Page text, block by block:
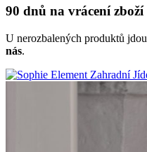
90 dnů na vrácení zboží
U nerozbalených produktů jdou
nás.